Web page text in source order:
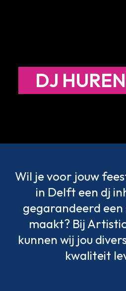
DJ
Wil je voor jouw
in Delft een dj
gegarandeerd
maakt? Bij
kunnen wij jou
kwaliteit